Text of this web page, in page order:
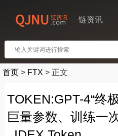
链资讯
首页 > FTX > 正文
TOKEN:GPT-4“终
巨量参数、训练一